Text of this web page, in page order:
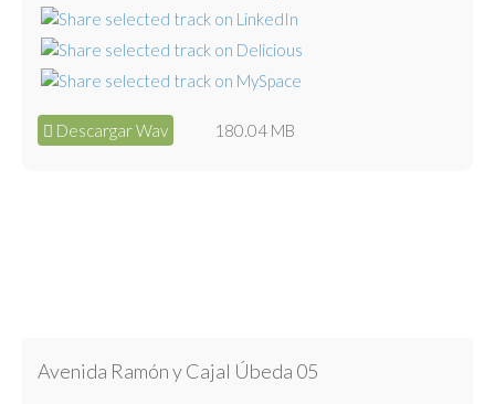
Descargar Wav 180.04 MB
Avenida Ramón y Cajal Úbeda 05